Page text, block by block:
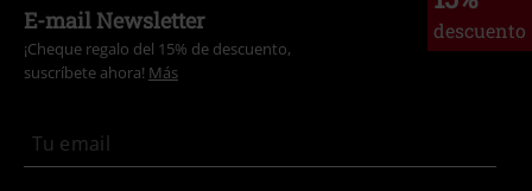
descuento
E-mail Newsletter
¡Cheque regalo del 15% de descuento,
suscríbete ahora! Más